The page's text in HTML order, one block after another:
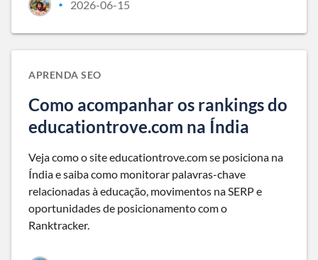
• 2026-06-15
APRENDA SEO
Como acompanhar os rankings do
educationtrove.com na Índia
Veja como o site educationtrove.com se posiciona na
Índia e saiba como monitorar palavras-chave
relacionadas à educação, movimentos na SERP e
oportunidades de posicionamento com o
Ranktracker.